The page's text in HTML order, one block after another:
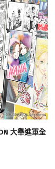
大舉進軍全